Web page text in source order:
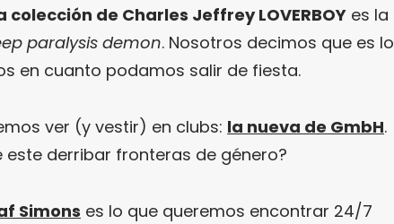
colección de Charles Jeffrey LOVERBOY es la
paralysis demon. Nosotros decimos que es lo
en cuanto podamos salir de fiesta.
ver (y vestir) en clubs: la nueva de GmbH.
derribar fronteras de género?
Simons es lo que queremos encontrar 24/7